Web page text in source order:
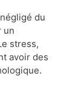
du
un
stress,
avoir des